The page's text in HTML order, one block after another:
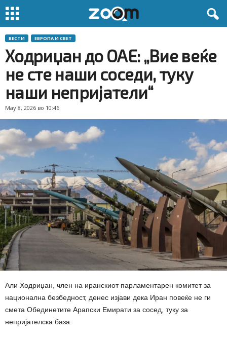
ВЕСТИ ЕВРОПА И СВЕТ
Ходриџан до ОАЕ: „Вие веќе
не сте наши соседи, туку
наши непријатели“
May 8, 2026 во 10:46
Али Ходриџан, член на иранскиот парламентарен комитет за
национална безбедност, денес изјави дека Иран повеќе не ги
смета Обединетите Арапски Емирати за сосед, туку за
непријателска база.